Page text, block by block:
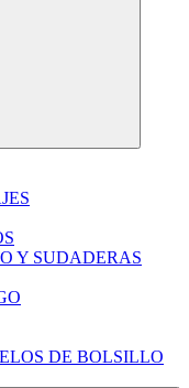
Y SUDADERAS
DE BOLSILLO